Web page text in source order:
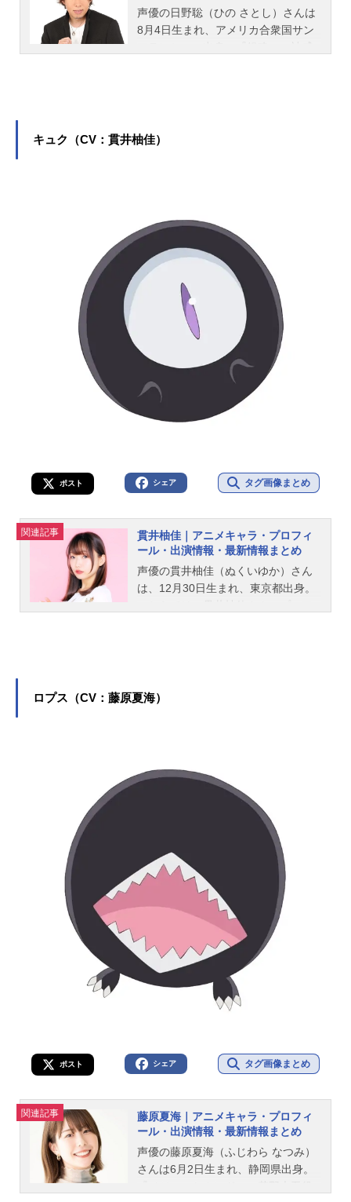
声優の日野聡（ひの さとし）さんは
8月4日生まれ、アメリカ合衆国サン
紹介！
キュク（CV：貫井柚佳）
ポスト シェア タグ画像まとめ
関連記事
貫井柚佳｜アニメキャラ・プロフィ
ール・出演情報・最新情報まとめ
声優の貫井柚佳（ぬくいゆか）さん
は、12月30日生まれ、東京都出身。
ロプス（CV：藤原夏海）
ポスト シェア タグ画像まとめ
関連記事
藤原夏海｜アニメキャラ・プロフィ
ール・出演情報・最新情報まとめ
声優の藤原夏海（ふじわら なつみ）
さんは6月2日生まれ、静岡県出身。